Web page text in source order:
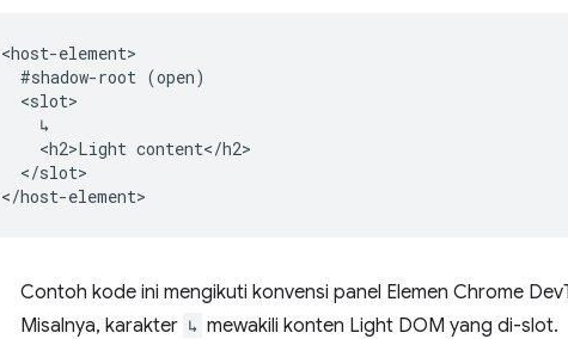
<host-element>
  #shadow-root (open)
  <slot>
    ↳
    <h2>Light content</h2>
  </slot>
Contoh kode ini mengikuti konvensi panel Elemen Chrome
Misalnya, karakter ↳ mewakili konten Light DOM yang di-slot.